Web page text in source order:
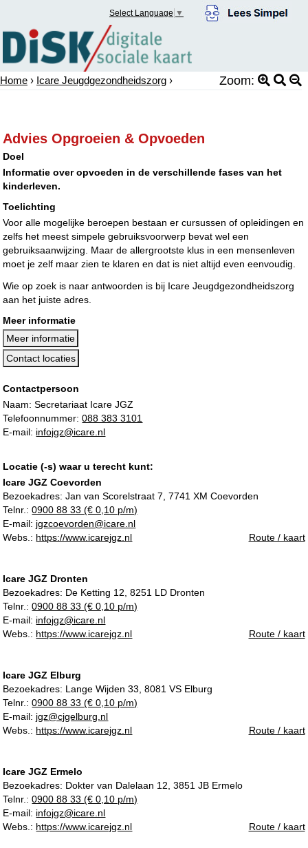
Select Language ▼
Home › Icare Jeugdgezondheidszorg › Zoom:
Advies Opgroeien & Opvoeden
Doel
Informatie over opvoeden in de verschillende fases van het
kinderleven.
Toelichting
Voor alle mogelijke beroepen bestaan er cursussen of opleidingen en
zelfs het meest simpele gebruiksvoorwerp bevat wel een
gebruiksaanwijzing. Maar de allergrootste klus in een mensenleven
moet je zelf maar zien te klaren en dat is niet altijd even eenvoudig.
Wie op zoek is naar antwoorden is bij Icare Jeugdgezondheidszorg
aan het juiste adres.
Meer informatie
Meer informatie
Contact locaties
Contactpersoon
Naam: Secretariaat Icare JGZ
Telefoonnummer:088 383 3101
E-mail: infojgz@icare.nl
Locatie (-s) waar u terecht kunt:
Icare JGZ Coevorden
Bezoekadres:Jan van Scorelstraat 7, 7741 XM Coevorden
Telnr.:0900 88 33 (€ 0,10 p/m)
E-mail: jgzcoevorden@icare.nl
Webs.: https://www.icarejgz.nl Route / kaart
Icare JGZ Dronten
Bezoekadres: De Ketting 12, 8251 LD Dronten
Telnr.:0900 88 33 (€ 0,10 p/m)
E-mail: infojgz@icare.nl
Webs.: https://www.icarejgz.nl Route / kaart
Icare JGZ Elburg
Bezoekadres: Lange Wijden 33, 8081 VS Elburg
Telnr.:0900 88 33 (€ 0,10 p/m)
E-mail: jgz@cjgelburg.nl
Webs.: https://www.icarejgz.nl Route / kaart
Icare JGZ Ermelo
Bezoekadres: Dokter van Dalelaan 12, 3851 JB Ermelo
Telnr.:0900 88 33 (€ 0,10 p/m)
E-mail: infojgz@icare.nl
Webs.: https://www.icarejgz.nl Route / kaart